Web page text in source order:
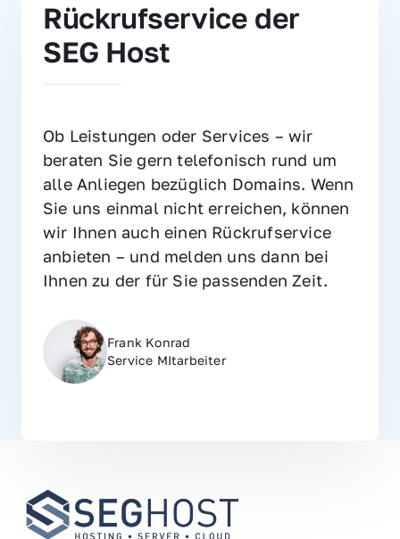
Rückrufservice der
SEG Host
Ob Leistungen oder Services – wir
beraten Sie gern telefonisch rund um
alle Anliegen bezüglich Domains. Wenn
Sie uns einmal nicht erreichen, können
wir Ihnen auch einen Rückrufservice
anbieten – und melden uns dann bei
Ihnen zu der für Sie passenden Zeit.
Frank Konrad
Service MItarbeiter